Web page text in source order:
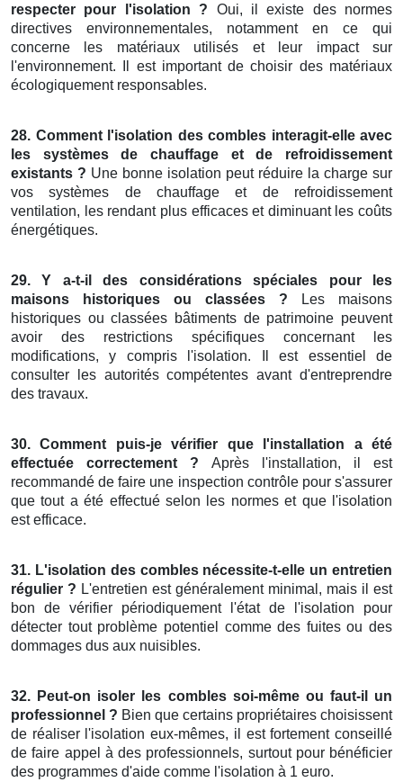
respecter pour l'isolation ? Oui, il existe des normes
directives environnementales, notamment en ce qui
concerne les matériaux utilisés et leur impact sur
l'environnement. Il est important de choisir des matériaux
écologiquement responsables.
28. Comment l'isolation des combles interagit-elle avec
les systèmes de chauffage et de refroidissement
existants ? Une bonne isolation peut réduire la charge sur
vos systèmes de chauffage et de refroidissement
ventilation, les rendant plus efficaces et diminuant les coûts
énergétiques.
29. Y a-t-il des considérations spéciales pour les
maisons historiques ou classées ? Les maisons
historiques ou classées bâtiments de patrimoine peuvent
avoir des restrictions spécifiques concernant les
modifications, y compris l'isolation. Il est essentiel de
consulter les autorités compétentes avant d'entreprendre
des travaux.
30. Comment puis-je vérifier que l'installation a été
effectuée correctement ? Après l'installation, il est
recommandé de faire une inspection contrôle pour s'assurer
que tout a été effectué selon les normes et que l'isolation
est efficace.
31. L'isolation des combles nécessite-t-elle un entretien
régulier ? L'entretien est généralement minimal, mais il est
bon de vérifier périodiquement l'état de l'isolation pour
détecter tout problème potentiel comme des fuites ou des
dommages dus aux nuisibles.
32. Peut-on isoler les combles soi-même ou faut-il un
professionnel ? Bien que certains propriétaires choisissent
de réaliser l'isolation eux-mêmes, il est fortement conseillé
de faire appel à des professionnels, surtout pour bénéficier
des programmes d'aide comme l'isolation à 1 euro.